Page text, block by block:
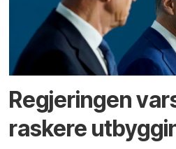
Regjeringen
raskere